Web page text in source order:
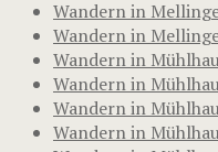
Wandern in
Wandern in
Wandern in
Wandern in
Wandern in
Wandern in